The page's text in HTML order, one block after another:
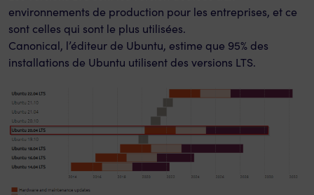
environnements de production pour les entreprises, et ce
sont celles qui sont le plus utilisées.
Canonical, l’éditeur de Ubuntu, estime que 95% des
installations de Ubuntu utilisent des versions LTS.